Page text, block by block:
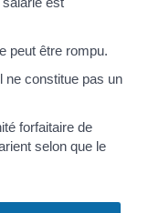
peut être rompu.
ne constitue pas un
forfaitaire de
selon que le